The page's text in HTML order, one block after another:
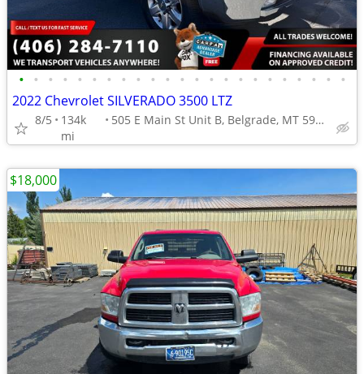
• • • • • • • • • • • • • • • • • • • • • • •
2022 Chevrolet SILVERADO 3500 LTZ
8/5
134k
mi
505 E Main St Unit B, Belgrade, MT 59714
$18,000